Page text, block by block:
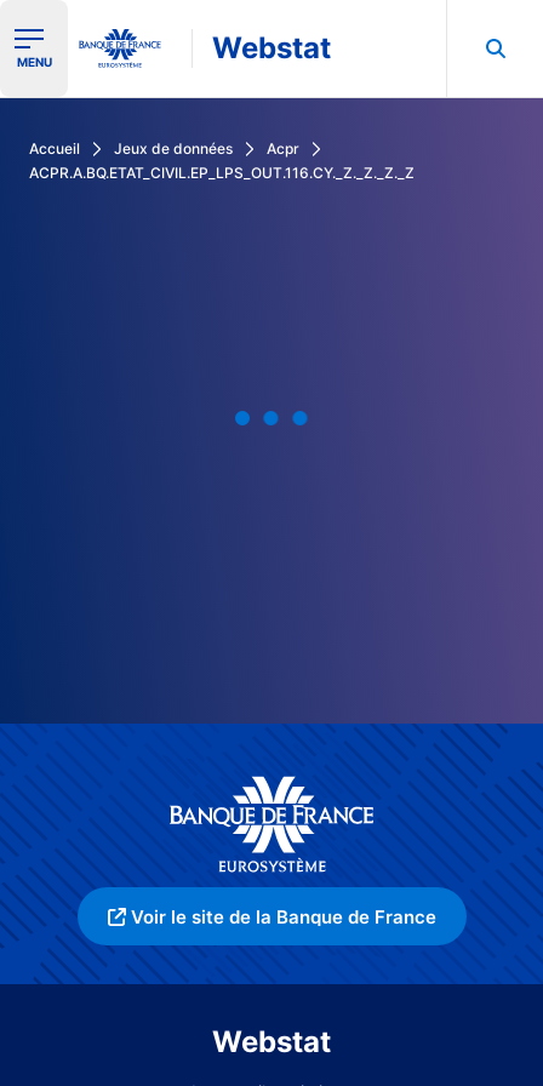
Ouvrir le menu de navigation
MENU Webstat
Accueil Jeux de données
Acpr
ACPR.A.BQ.ETAT_CIVIL.EP_LPS_OUT.116.CY._Z._Z._Z._Z
Voir le site de la Banque de France
Webstat